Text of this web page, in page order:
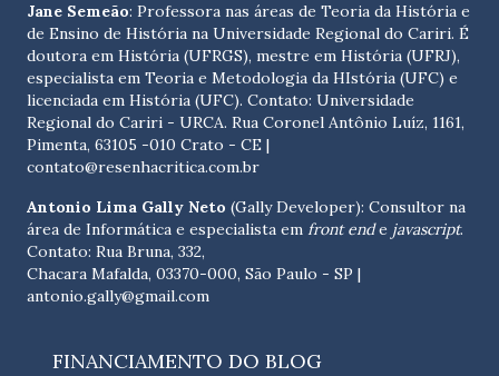
Jane Semeão: Professora nas áreas de Teoria da História e
de Ensino de História na Universidade Regional do Cariri. É
doutora em História (UFRGS), mestre em História (UFRJ),
especialista em Teoria e Metodologia da HIstória (UFC) e
licenciada em História (UFC). Contato: Universidade
Regional do Cariri - URCA. Rua Coronel Antônio Luíz, 1161,
Pimenta, 63105 -010 Crato - CE |
contato@resenhacritica.com.br
Antonio Lima Gally Neto (Gally Developer): Consultor na
área de Informática e especialista em front ende javascript.
Contato: Rua Bruna, 332,
Chacara Mafalda, 03370-000, São Paulo - SP |
antonio.gally@gmail.com
FINANCIAMENTO DO BLOG